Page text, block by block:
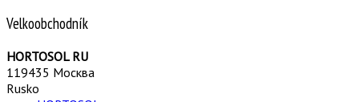
Velkoobchodník
HORTOSOL RU
119435 Москва
Rusko